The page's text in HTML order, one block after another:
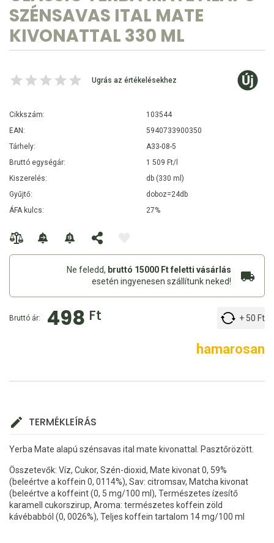
SZÉNSAVAS ITAL MATE
KIVONATTAL 330 ML
Ugrás az értékelésekhez
Cikkszám:
103544
EAN:
5940733900350
Tárhely:
A33-08-5
Bruttó egységár:
1 509 Ft/l
Kiszerelés:
db (330 ml)
Gyűjtő:
doboz=24db
ÁFA kulcs:
27%
Ne feledd, bruttó 15000 Ft feletti vásárlás
esetén ingyenesen szállítunk neked!
Bruttó ár: 498 Ft + 50 Ft
hamarosan
TERMÉKLEÍRÁS
Yerba Mate alapú szénsavas ital mate kivonattal. Pasztőrözött.
Összetevők: Víz, Cukor, Szén-dioxid, Mate kivonat 0, 59%
(beleértve a koffein 0, 0114%), Sav: citromsav, Matcha kivonat
(beleértve a koffeint (0, 5 mg/100 ml), Természetes ízesítő
karamell cukorszirup, Aroma: természetes koffein zöld
kávébabból (0, 0026%), Teljes koffein tartalom 14 mg/100 ml